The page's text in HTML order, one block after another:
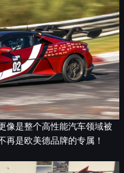
像是整个高性能汽车领域被
再是欧美德品牌的专属！